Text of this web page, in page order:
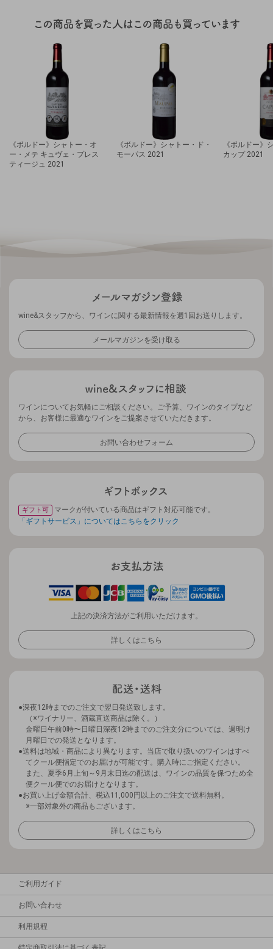
《ボルドー》シャトー・オ
ー・メテ キュヴェ・プレス
ティージュ 2021
《ボルドー》シャトー・ド・
モーパス 2021
《ボルドー》
カップ 2021
wine&スタッフから、ワインに関する最新情報を週1回お送りします。
メールマガジンを受け取る
ワインについてお気軽にご相談ください。ご予算、ワインのタイプなど
から、お客様に最適なワインをご提案させていただきます。
お問い合わせフォーム
ギフト可
マークが付いている商品はギフト対応可能です。
「ギフトサービス」についてはこちらをクリック
上記の決済方法がご利用いただけます。
詳しくはこちら
深夜12時までのご注文で翌日発送致します。
（※ワイナリー、酒蔵直送商品は除く。）
金曜日午前0時〜日曜日深夜12時までのご注文分については、週明け
月曜日での発送となります。
送料は地域・商品により異なります。当店で取り扱いのワインはすべ
てクール便指定でのお届けが可能です。購入時にご指定ください。
また、夏季6月上旬～9月末日迄の配送は、ワインの品質を保つため全
便クール便でのお届けとなります。
お買い上げ金額合計、税込11,000円以上のご注文で送料無料。
※一部対象外の商品もございます。
詳しくはこちら
ご利用ガイド
お問い合わせ
利用規程